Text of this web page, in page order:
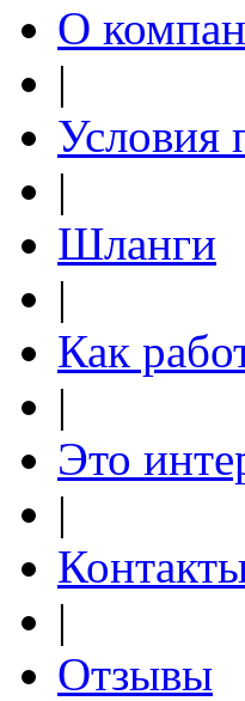
О
|
Условия
|
Шланги
|
Как
|
Это
|
|
Отзывы